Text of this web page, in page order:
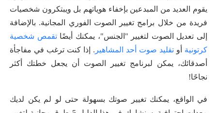
يقوم العديد من المبدعين بإخفاء هوياتهم بل ويبتكرون شخصيات
فريدة من خلال برامج تغيير الصوت الفوري المجانية. بالإضافة
إلى تعديل الصوت لتغيير "الجنس"، يمكنك أيضًاتقمص شخصية
كرتونية أو تقليد صوت أحد المشاهير . إذا كنت ترغب في مفاجأة
أصدقائك، يمكن لبرنامج تغيير الصوت أن يجعل خطتك أكثر
نجاحًا!
في الواقع، يمكنك تغيير صوتك بسهولة حتى لو لم يكن لديك